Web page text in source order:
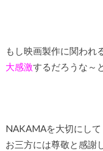
もし映画製作に関われ
大感激するだろうな～
NAKAMAを大切にして
お三方には尊敬と感謝